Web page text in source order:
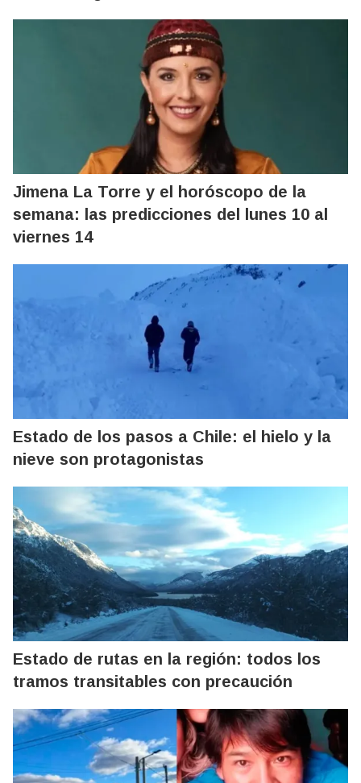
Jimena La Torre y el horóscopo de la
semana: las predicciones del lunes 10 al
viernes 14
Estado de los pasos a Chile: el hielo y la
nieve son protagonistas
Estado de rutas en la región: todos los
tramos transitables con precaución